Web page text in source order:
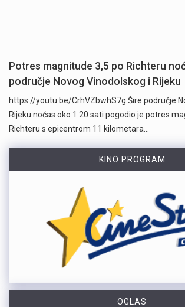
Potres magnitude 3,5 po Richteru
područje Novog Vinodolskog i Rijeku
https://youtu.be/CrhVZbwhS7g Šire područje
Rijeku noćas oko 1:20 sati pogodio je potres
Richteru s epicentrom 11 kilometara…
KINO PROGRAM
OGLAS